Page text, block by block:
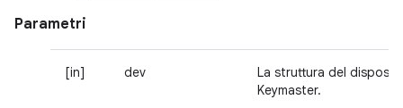
Parametri
[in] dev
La struttura del
Keymaster.